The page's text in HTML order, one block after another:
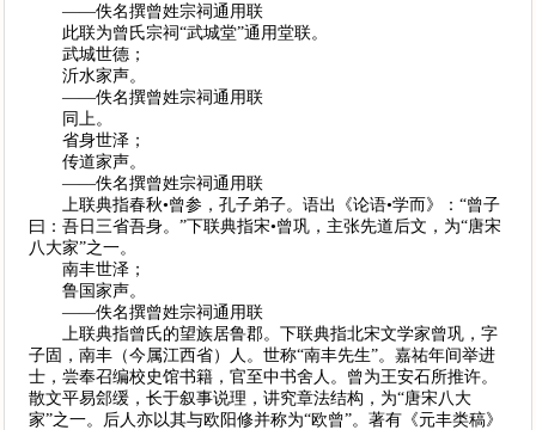
——佚名撰曾姓宗祠通用联
此联为曾氏宗祠“武城堂”通用堂联。
武城世德；
沂水家声。
——佚名撰曾姓宗祠通用联
同上。
省身世泽；
传道家声。
——佚名撰曾姓宗祠通用联
上联典指春秋•曾参，孔子弟子。语出《论语•学而》：“曾子
曰：吾日三省吾身。”下联典指宋•曾巩，主张先道后文，为“唐宋
八大家”之一。
南丰世泽；
鲁国家声。
——佚名撰曾姓宗祠通用联
上联典指曾氏的望族居鲁郡。下联典指北宋文学家曾巩，字
子固，南丰（今属江西省）人。世称“南丰先生”。嘉祐年间举进
士，尝奉召编校史馆书籍，官至中书舍人。曾为王安石所推许。
散文平易郐缓，长于叙事说理，讲究章法结构，为“唐宋八大
家”之一。后人亦以其与欧阳修并称为“欧曾”。著有《元丰类稿》